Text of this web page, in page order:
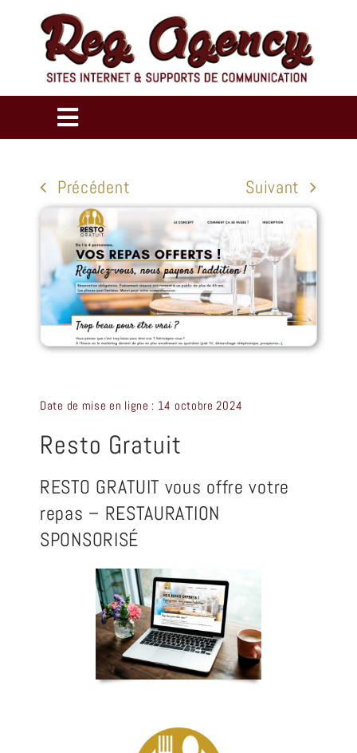
contenu
Toggle
RÉALISATIONS
CRÉATION DE SITES INTERNET
COMMUNICATION DIGITALE
Précédent Suivant
Date de mise en ligne : 14 octobre 2024
Resto Gratuit
RESTO GRATUIT vous offre votre
repas – RESTAURATION
SPONSORISÉ